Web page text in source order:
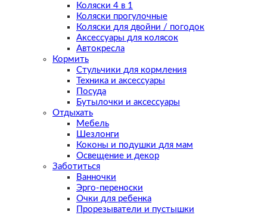
Коляски 4 в 1
Коляски прогулочные
Коляски для двойни / погодок
Аксессуары для колясок
Автокресла
Кормить
Стульчики для кормления
Техника и аксессуары
Посуда
Бутылочки и аксессуары
Отдыхать
Мебель
Шезлонги
Коконы и подушки для мам
Освещение и декор
Заботиться
Ванночки
Эрго-переноски
Очки для ребенка
Прорезыватели и пустышки